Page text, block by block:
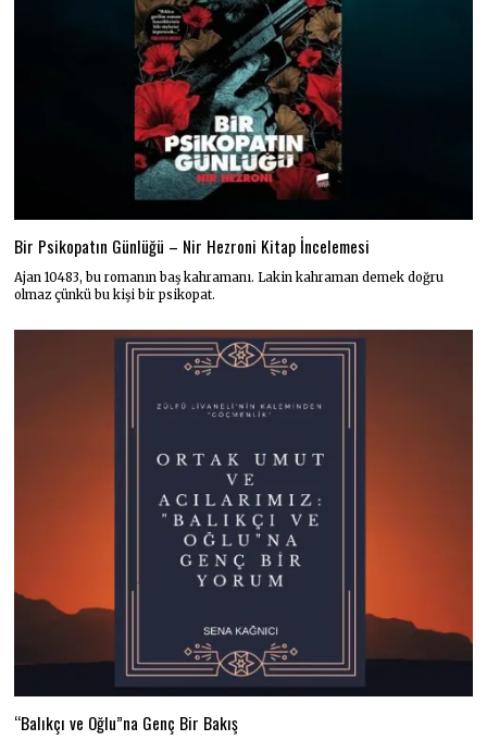
Bir Psikopatın Günlüğü – Nir Hezroni Kitap İncelemesi
Ajan 10483, bu romanın baş kahramanı. Lakin kahraman demek doğru
olmaz çünkü bu kişi bir psikopat.
“Balıkçı ve Oğlu”na Genç Bir Bakış